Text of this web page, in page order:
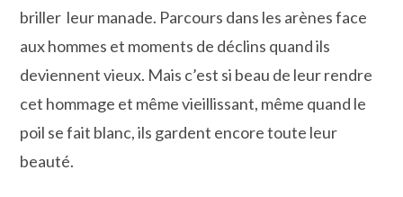
briller leur manade. Parcours dans les arènes face
aux hommes et moments de déclins quand ils
deviennent vieux. Mais c’est si beau de leur rendre
cet hommage et même vieillissant, même quand le
poil se fait blanc, ils gardent encore toute leur
beauté.